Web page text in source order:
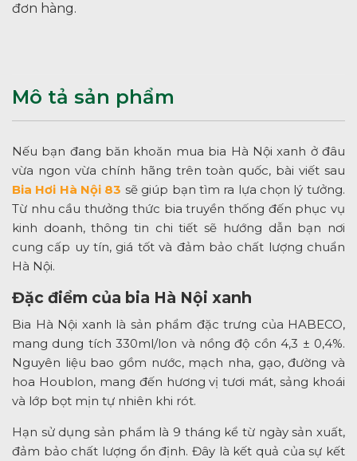
đơn hàng.
Mô tả sản phẩm
Nếu bạn đang băn khoăn mua bia Hà Nội xanh ở đâu
vừa ngon vừa chính hãng trên toàn quốc, bài viết sau
Bia Hơi Hà Nội 83 sẽ giúp bạn tìm ra lựa chọn lý tưởng.
Từ nhu cầu thưởng thức bia truyền thống đến phục vụ
kinh doanh, thông tin chi tiết sẽ hướng dẫn bạn nơi
cung cấp uy tín, giá tốt và đảm bảo chất lượng chuẩn
Hà Nội.
Đặc điểm của bia Hà Nội xanh
Bia Hà Nội xanh là sản phẩm đặc trưng của HABECO,
mang dung tích 330ml/lon và nồng độ cồn 4,3 ± 0,4%.
Nguyên liệu bao gồm nước, mạch nha, gạo, đường và
hoa Houblon, mang đến hương vị tươi mát, sảng khoái
và lớp bọt mịn tự nhiên khi rót.
Hạn sử dụng sản phẩm là 9 tháng kể từ ngày sản xuất,
đảm bảo chất lượng ổn định. Đây là kết quả của sự kết